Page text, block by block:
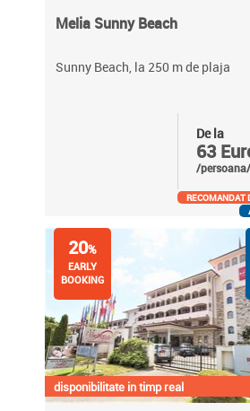
Melia Sunny Beach
Sunny Beach, la 250 m de plaja
De la
63
/
RECOMANDAT
disponibilitate in timp real
20%
EARLY
BOOKING